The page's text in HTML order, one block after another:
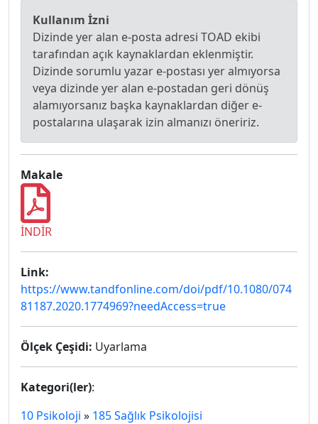
Kullanım İzni
Dizinde yer alan e-posta adresi TOAD ekibi
tarafından açık kaynaklardan eklenmiştir.
Dizinde sorumlu yazar e-postası yer almıyorsa
veya dizinde yer alan e-postadan geri dönüş
alamıyorsanız başka kaynaklardan diğer e-
postalarına ulaşarak izin almanızı öneririz.
Makale
İNDİR
Link:
https://www.tandfonline.com/doi/pdf/10.1080/074
81187.2020.1774969?needAccess=true
Ölçek Çeşidi: Uyarlama
Kategori(ler):
10 Psikoloji » 185 Sağlık Psikolojisi